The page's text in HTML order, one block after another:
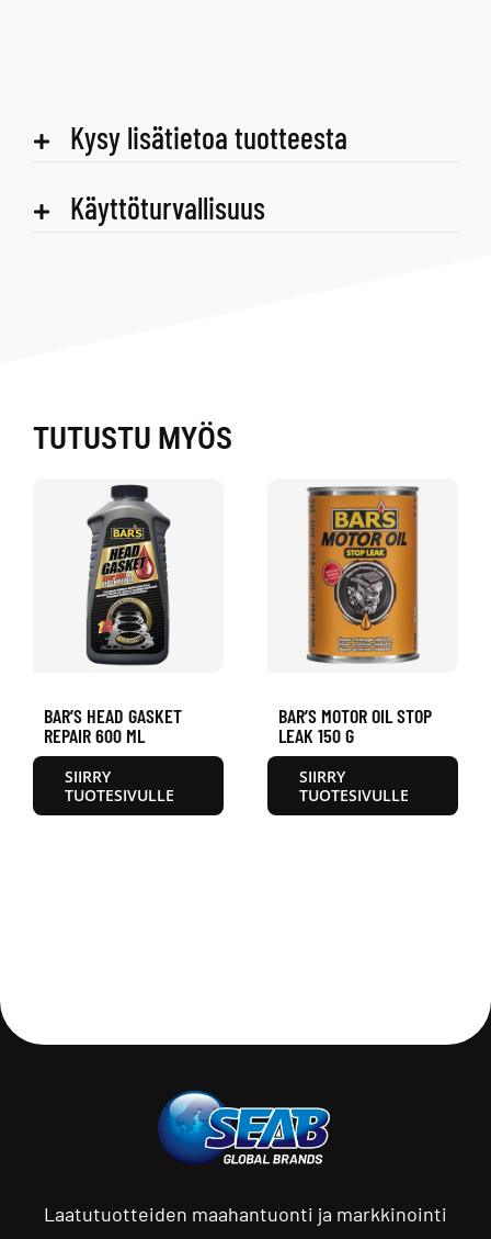
Kysy lisätietoa tuotteesta
Käyttöturvallisuus
TUTUSTU MYÖS
BAR’S HEAD GASKET
REPAIR 600 ML
SIIRRY
TUOTESIVULLE
BAR’S MOTOR OIL STOP
LEAK 150 G
SIIRRY
TUOTESIVULLE
Laatutuotteiden maahantuonti ja markkinointi